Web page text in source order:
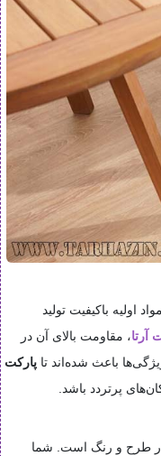
اولیه باکیفیت تولید
آرتا، مقاومت بالای آن در
باعث شده‌اند تا پارکت
پرتردد باشد.
در طرح و رنگ است. شما